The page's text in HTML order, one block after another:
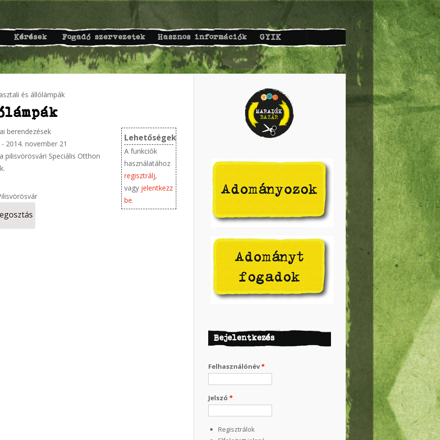
Kérések Fogadó szervezetek Hasznos információk GYIK
és állólámpák
Lehetőségek
A funkciók
használatához
regisztrálj,
vagy jelentkezz
be.
berendezések
- 2014. november 21
pilisvörösvári Speciális Otthon
Bejelentkezés
Felhasználónév*
Jelszó *
Regisztrálok